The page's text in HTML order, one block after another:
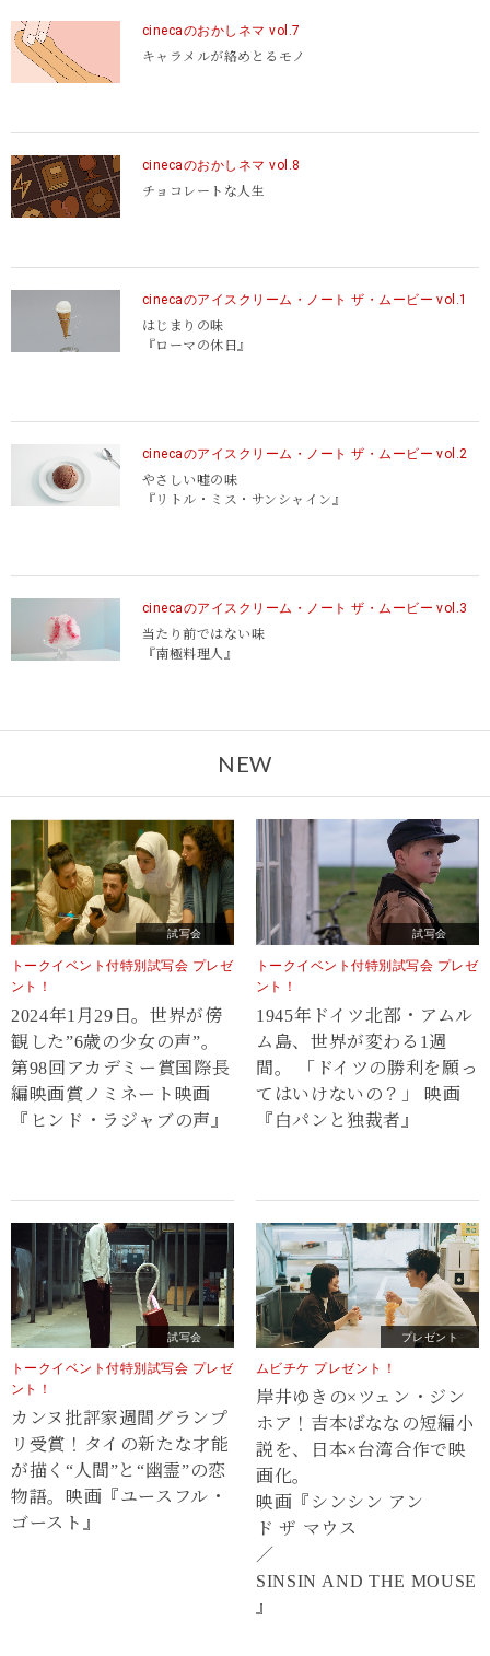
http://cineca.si
cinecaのおかしネマ vol.7
キャラメルが絡めとるモノ
cinecaのおかしネマ vol.8
チョコレートな人生
cinecaのアイスクリーム・ノート ザ・ムービー vol.1
はじまりの味
『ローマの休日』
cinecaのアイスクリーム・ノート ザ・ムービー vol.2
やさしい嘘の味
『リトル・ミス・サンシャイン』
cinecaのアイスクリーム・ノート ザ・ムービー vol.3
当たり前ではない味
『南極料理人』
NEW
試写会
トークイベント付特別試写会 プレゼ
ント！
2024年1月29日。世界が傍
観した”6歳の少女の声”。
第98回アカデミー賞国際長
編映画賞ノミネート映画
『ヒンド・ラジャブの声』
試写会
トークイベント付特別試写会 プレゼ
ント！
1945年ドイツ北部・アムル
ム島、世界が変わる1週
間。 「ドイツの勝利を願っ
てはいけないの？」 映画
『白パンと独裁者』
試写会
トークイベント付特別試写会 プレゼ
ント！
カンヌ批評家週間グランプ
リ受賞！タイの新たな才能
が描く“⼈間”と“幽霊”の恋
物語。映画『ユースフル・
ゴースト』
プレゼント
ムビチケ プレゼント！
岸井ゆきの×ツェン・ジン
ホア！吉本ばななの短編小
説を、日本×台湾合作で映
画化。
映画『シンシン アン
ド ザ マウス
／
SINSIN AND THE MOUSE
』